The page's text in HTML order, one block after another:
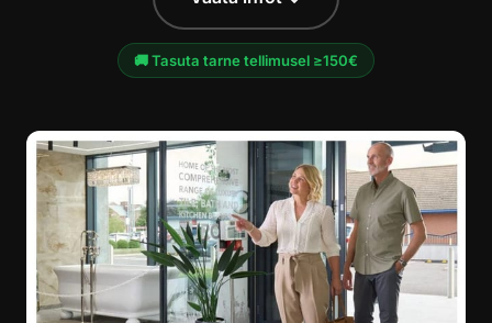
🚚 Tasuta tarne tellimusel ≥150€